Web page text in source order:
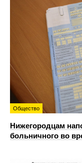
Общество
Нижегородцам
больничного во